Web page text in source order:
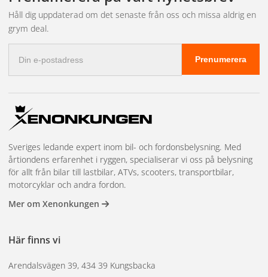
Energieffektivitet– upp till 80 % lägre förbrukning än
halogen
Lång livslängd– ofta 25 000 timmar eller mer
Låg värmeutveckling– mindre risk för värmeskador i
armaturen
Olika spridningsvinklar– välj smalt eller brett ljusfält
behov
Skillnaden mellan MR16
MR16 kräver oftast transformator för 12V-drift, medan GU10
Håll dig uppdaterad om det senaste från oss och missa aldrig en
grym deal.
postadress
Prenumerera
Sveriges ledande expert inom bil- och fordonsbelysning. Med
årtiondens erfarenhet i ryggen, specialiserar vi oss på belysning
för allt från bilar till lastbilar, ATVs, scooters, transportbilar,
motorcyklar och andra fordon.
Mer om Xenonkungen
Här finns vi
Arendalsvägen 39, 434 39 Kungsbacka